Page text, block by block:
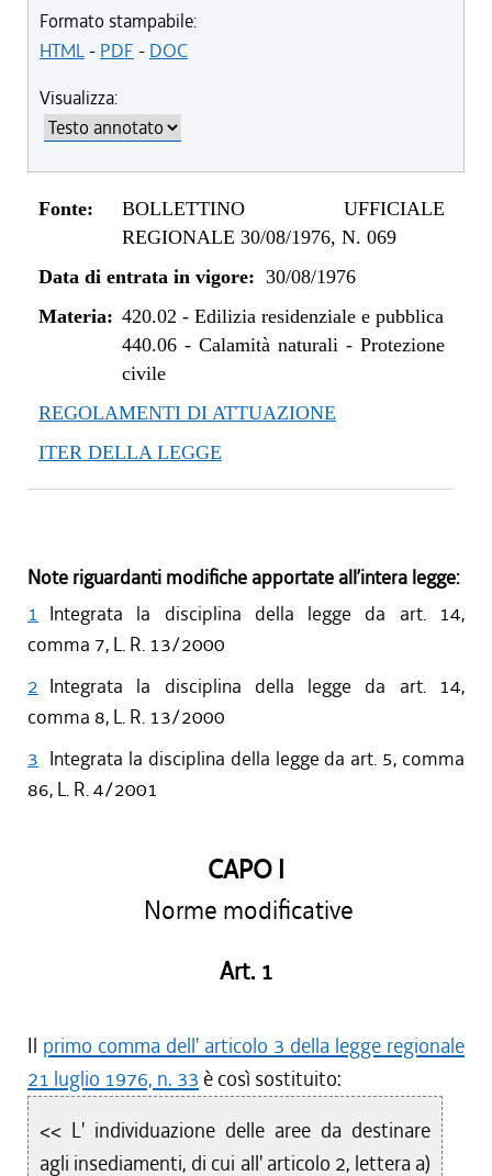
Formato stampabile:
HTML- PDF - DOC
Visualizza:
Fonte:
BOLLETTINO UFFICIALE
REGIONALE 30/08/1976, N. 069
Data di entrata in vigore: 30/08/1976
Materia: 420.02 - Edilizia residenziale e pubblica
440.06- Calamità naturali - Protezione
civile
REGOLAMENTI DI ATTUAZIONE
ITER DELLA LEGGE
Note riguardanti modifiche apportate all’intera legge:
1 Integrata la disciplina della legge da art. 14,
comma 7, L. R. 13/2000
2 Integrata la disciplina della legge da art. 14,
comma 8, L. R. 13/2000
3 Integrata la disciplina della legge da art. 5, comma
86, L. R. 4/2001
CAPO I
Norme modificative
Art. 1
Il primo comma dell' articolo 3 della legge regionale
21 luglio 1976, n. 33 è così sostituito:
<< L' individuazione delle aree da destinare
agli insediamenti, di cui all' articolo 2, lettera a)